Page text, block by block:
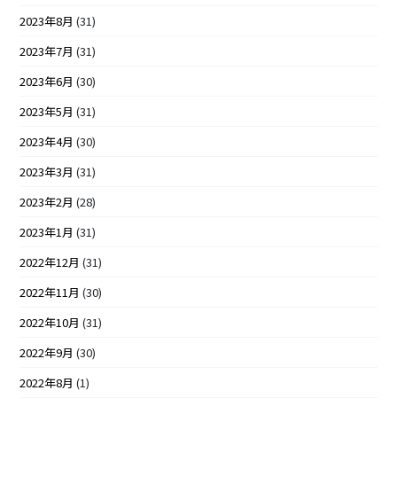
2023年8月 (31)
2023年7月 (31)
2023年6月 (30)
2023年5月 (31)
2023年4月 (30)
2023年3月 (31)
2023年2月 (28)
2023年1月 (31)
2022年12月 (31)
2022年11月 (30)
2022年10月 (31)
2022年9月 (30)
2022年8月 (1)